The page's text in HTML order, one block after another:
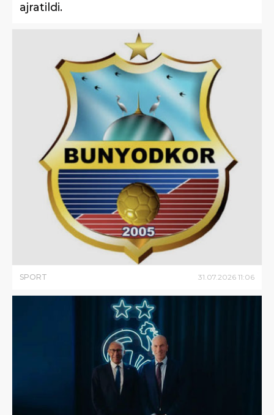
ajratildi.
SPORT 31 07 2026 11:06